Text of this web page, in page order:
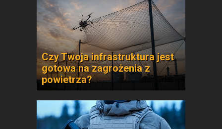
Czy Twoja infrastruktura jest
gotowa na zagrożenia z
powietrza?